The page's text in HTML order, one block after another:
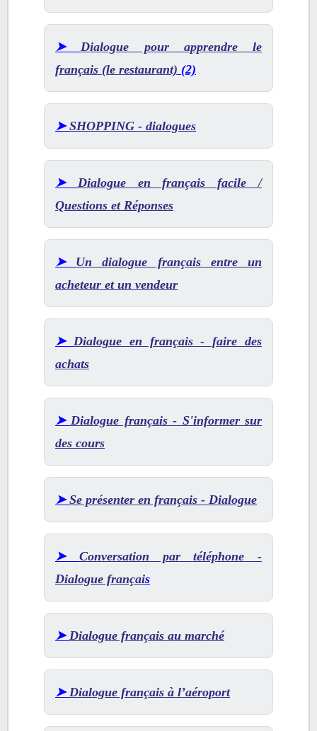
➤ Dialogue pour apprendre le
français (le restaurant) (2)
➤SHOPPING - dialogues
➤ Dialogue en français facile /
Questions et Réponses
➤ Un dialogue français entre un
acheteur et un vendeur
➤ Dialogue en français - faire des
achats
➤ Dialogue français - S'informer sur
des cours
➤Se présenter en français - Dialogue
➤ Conversation par téléphone -
Dialogue français
➤ Dialogue français au marché
➤ Dialogue français à l’aéroport